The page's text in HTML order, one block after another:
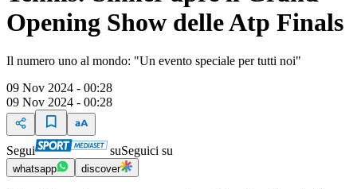
Opening Show delle Atp Finals
Il numero uno al mondo: "Un evento speciale per tutti noi"
09 Nov 2024 - 00:28
09 Nov 2024 - 00:28
Segui suSeguici su
whatsapp discover